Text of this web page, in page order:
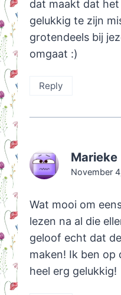
dat maakt dat
gelukkig te zijn
grotendeels bij
omgaat :)
Reply
Marieke
November
Wat mooi om
lezen na al die
geloof echt dat
maken! Ik ben op
heel erg gelukkig!